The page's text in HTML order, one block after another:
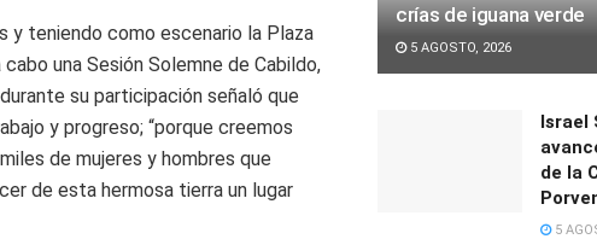
y teniendo como escenario la Plaza
una Sesión Solemne de Cabildo,
su participación señaló que
y progreso; “porque creemos
de mujeres y hombres que
de esta hermosa tierra un lugar
crías de iguana verde
5 AGOSTO, 2026
Israel
de la
5